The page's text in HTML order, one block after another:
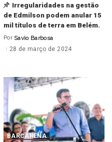
Irregularidades na gestão
de Edmilson podem anular 15
mil títulos de terra em Belém.
Posted
by
Por Savio Barbosa
28 de março de 2024
BARCARENA